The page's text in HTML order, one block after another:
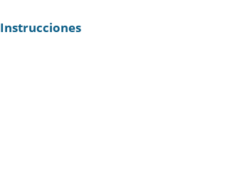
Instrucciones